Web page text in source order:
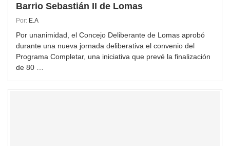
Barrio Sebastián II de Lomas
Por: E.A
Por unanimidad, el Concejo Deliberante de Lomas aprobó
durante una nueva jornada deliberativa el convenio del
Programa Completar, una iniciativa que prevé la finalización
de 80 …